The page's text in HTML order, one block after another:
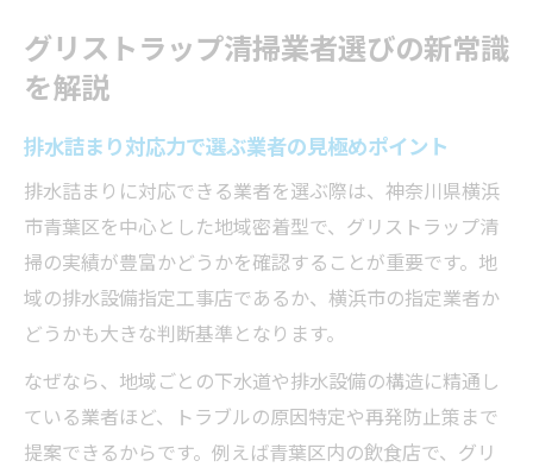
グリストラップ清掃業者選びの新常識
を解説
排水詰まり対応力で選ぶ業者の見極めポイント
排水詰まりに対応できる業者を選ぶ際は、神奈川県横浜
市青葉区を中心とした地域密着型で、グリストラップ清
掃の実績が豊富かどうかを確認することが重要です。地
域の排水設備指定工事店であるか、横浜市の指定業者か
どうかも大きな判断基準となります。
なぜなら、地域ごとの下水道や排水設備の構造に精通し
ている業者ほど、トラブルの原因特定や再発防止策まで
提案できるからです。例えば青葉区内の飲食店で、グリ